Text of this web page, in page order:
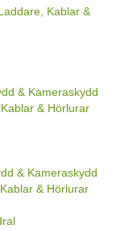
Kablar &
& Kameraskydd
& Hörlurar
& Kameraskydd
& Hörlurar